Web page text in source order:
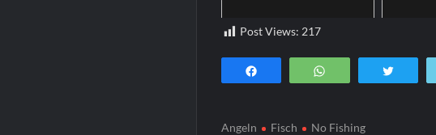
Post Views: 217
WhatsApp
Angeln Fisch No Fishing